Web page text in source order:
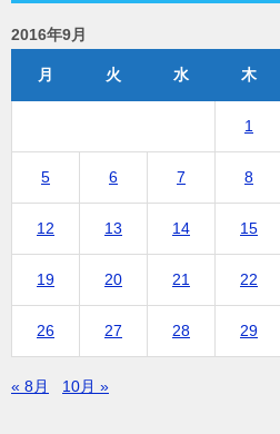
2016年9月
月 火 水 木
1
5 6 7 8
12 13 14 15
19 20 21 22
26 27 28 29
« 8月 10月 »